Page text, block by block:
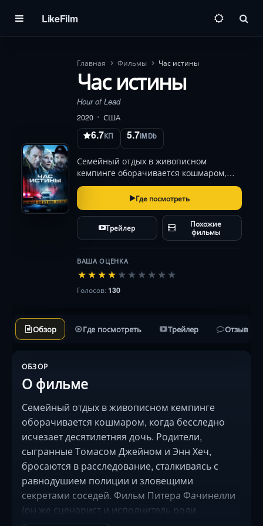
LikeFilm
Главная Фильмы Час истины
Час истины
Hour of Lead
2020
США
6.7КП 5.7IMDb
Семейный отдых в живописном
кемпинге оборачивается кошмаром,
когда бесследно исчезает десятилетняя
дочь. Родители, сыгранные Томасом
Джейном и Энн Хеч, бросаются в
расследование, сталкиваясь с
равнодушием полиции и злове…
Где посмотреть
Трейлер Похожие
фильмы
ВАША ОЦЕНКА
★★★★ ★ ★ ★ ★ ★ ★
Голосов:130
Обзор Где посмотреть Трейлер Отзывы
ОБЗОР
О фильме
Семейный отдых в живописном кемпинге
оборачивается кошмаром, когда бесследно
исчезает десятилетняя дочь. Родители,
сыгранные Томасом Джейном и Энн Хеч,
бросаются в расследование, сталкиваясь с
равнодушием полиции и зловещими
секретами соседей. Фильм Питера Фачинелли
(он же сценарист и исполнитель роли